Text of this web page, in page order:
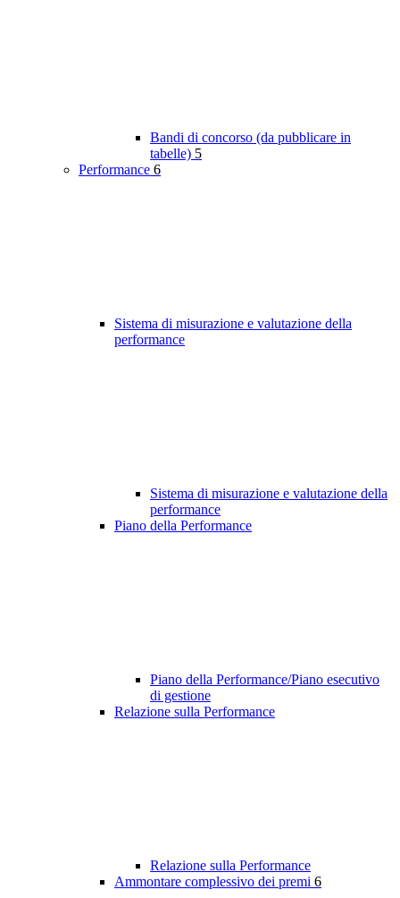
Bandi di concorso (da pubblicare in
tabelle) 5
Performance 6
Sistema di misurazione e valutazione della
performance
Sistema di misurazione e valutazione della
performance
Piano della Performance
Piano della Performance/Piano esecutivo
di gestione
Relazione sulla Performance
Relazione sulla Performance
Ammontare complessivo dei premi 6